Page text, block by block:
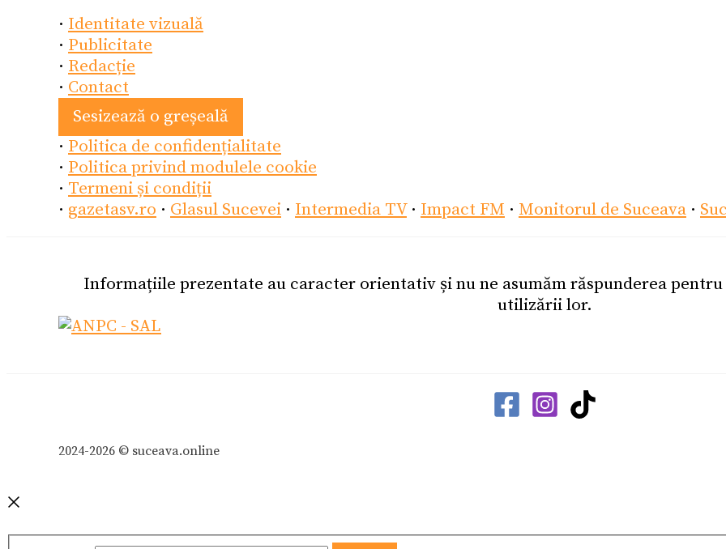
· Identitate vizuală
· Publicitate
· Redacție
· Contact
Sesizează o greșeală
· Politica de confidențialitate
· Politica privind modulele cookie
· Termeni și condiții
· gazetasv.ro · Glasul Sucevei · Intermedia TV· Impact FM · Monitorul de Suceava ·
Informațiile prezentate au caracter orientativ și nu ne asumăm răspunderea
utilizării lor.
2024-2026 © suceava.online